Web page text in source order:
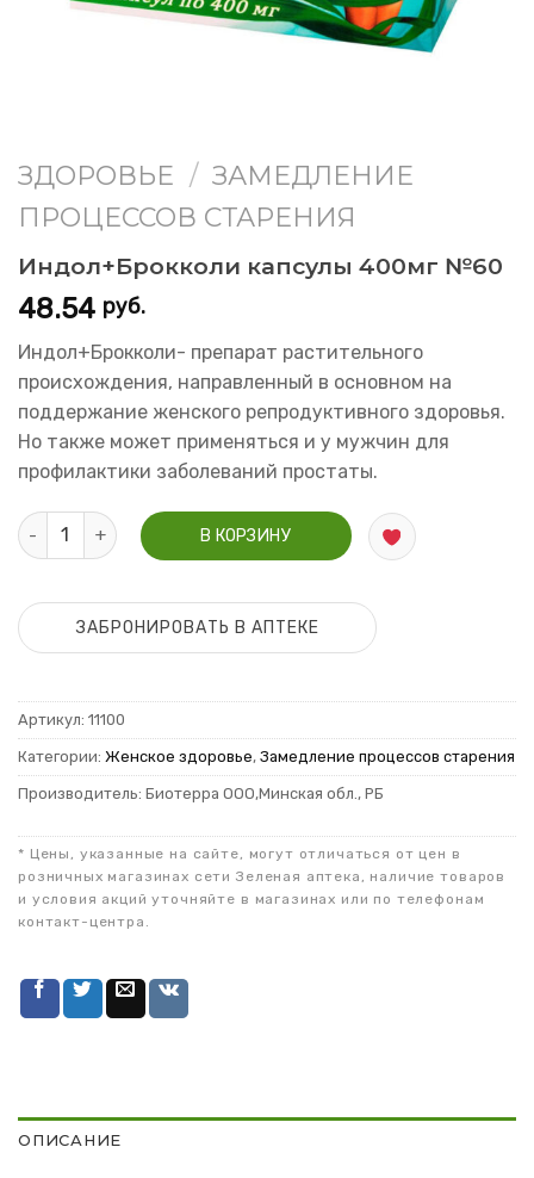
ЗДОРОВЬЕ / ЗАМЕДЛЕНИЕ
ПРОЦЕССОВ СТАРЕНИЯ
Индол+Брокколи капсулы 400мг №60
48.54 руб.
Индол+Брокколи- препарат растительного
происхождения, направленный в основном на
поддержание женского репродуктивного здоровья.
Но также может применяться и у мужчин для
профилактики заболеваний простаты.
Количество Индол+Брокколи капсулы 400мг №60
В КОРЗИНУ
ЗАБРОНИРОВАТЬ В АПТЕКЕ
Артикул: 11100
Категории: Женское здоровье, Замедление процессов старения
Производитель: Биотерра ООО,Минская обл., РБ
* Цены, указанные на сайте, могут отличаться от цен в
розничных магазинах сети Зеленая аптека, наличие товаров
и условия акций уточняйте в магазинах или по телефонам
контакт-центра.
ОПИСАНИЕ